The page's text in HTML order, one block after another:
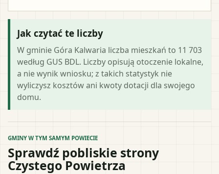
Jak czytać te liczby
W gminie Góra Kalwaria liczba mieszkań to 11 703
według GUS BDL. Liczby opisują otoczenie lokalne,
a nie wynik wniosku; z takich statystyk nie
wyliczysz kosztów ani kwoty dotacji dla swojego
domu.
GMINY W TYM SAMYM POWIECIE
Sprawdź pobliskie strony
Czystego Powietrza